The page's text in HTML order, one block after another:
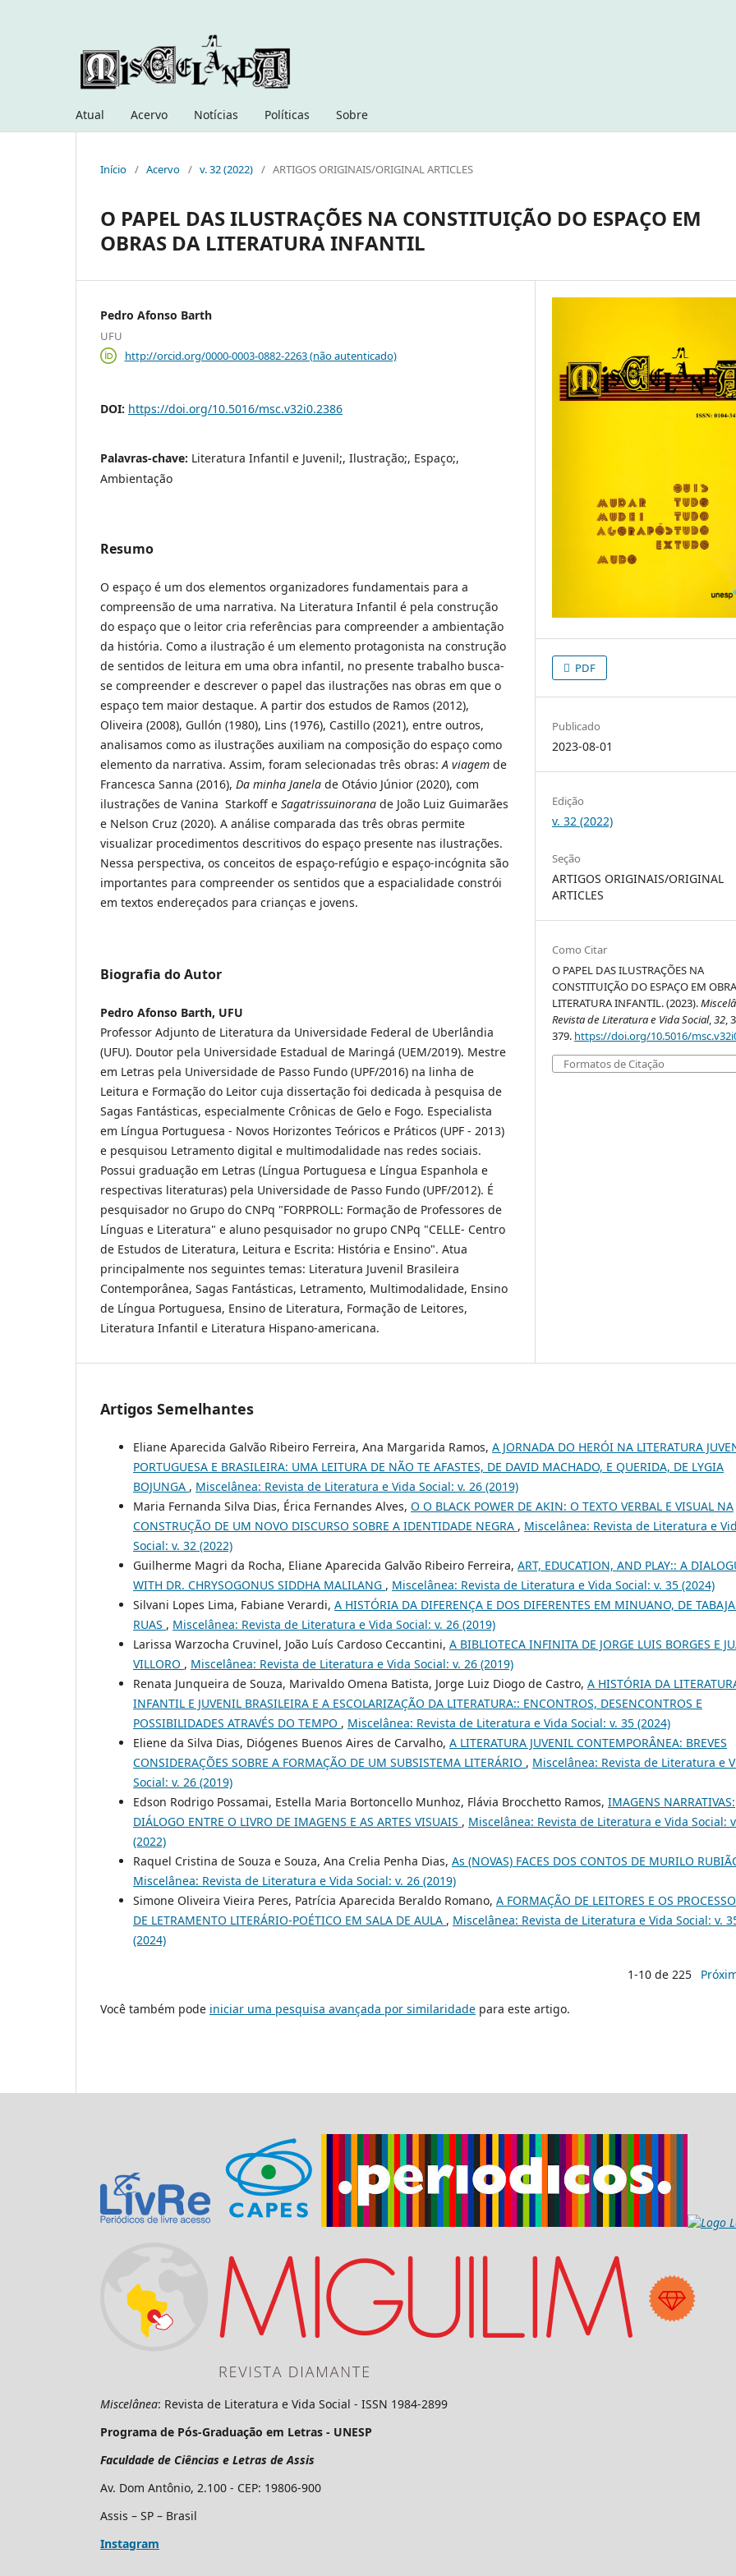
Atual Acervo Notícias Políticas Sobre
Início / Acervo / v. 32 (2022) / ARTIGOS ORIGINAIS/ORIGINAL ARTICLES
O PAPEL DAS ILUSTRAÇÕES NA CONSTITUIÇÃO DO ESPAÇO EM
OBRAS DA LITERATURA INFANTIL
Pedro Afonso Barth
UFU
http://orcid.org/0000-0003-0882-2263 (não autenticado)
DOI: https://doi.org/10.5016/msc.v32i0.2386
Palavras-chave: Literatura Infantil e Juvenil;, Ilustração;, Espaço;,
Ambientação
Resumo
O espaço é um dos elementos organizadores fundamentais para a
compreensão de uma narrativa. Na Literatura Infantil é pela construção
do espaço que o leitor cria referências para compreender a ambientação
da história. Como a ilustração é um elemento protagonista na construção
de sentidos de leitura em uma obra infantil, no presente trabalho busca-
se compreender e descrever o papel das ilustrações nas obras em que o
espaço tem maior destaque. A partir dos estudos de Ramos (2012),
Oliveira (2008), Gullón (1980), Lins (1976), Castillo (2021), entre outros,
analisamos como as ilustrações auxiliam na composição do espaço como
elemento da narrativa. Assim, foram selecionadas três obras:A viagem de
Francesca Sanna (2016), Da minha Janela de Otávio Júnior (2020), com
ilustrações de Vanina Starkoff e Sagatrissuinorana de João Luiz Guimarães
e Nelson Cruz (2020). A análise comparada das três obras permite
visualizar procedimentos descritivos do espaço presente nas ilustrações.
Nessa perspectiva, os conceitos de espaço-refúgio e espaço-incógnita são
importantes para compreender os sentidos que a espacialidade constrói
em textos endereçados para crianças e jovens.
Biografia do Autor
Pedro Afonso Barth, UFU
Professor Adjunto de Literatura da Universidade Federal de Uberlândia
(UFU). Doutor pela Universidade Estadual de Maringá (UEM/2019). Mestre
em Letras pela Universidade de Passo Fundo (UPF/2016) na linha de
Leitura e Formação do Leitor cuja dissertação foi dedicada à pesquisa de
Sagas Fantásticas, especialmente Crônicas de Gelo e Fogo. Especialista
em Língua Portuguesa - Novos Horizontes Teóricos e Práticos (UPF - 2013)
e pesquisou Letramento digital e multimodalidade nas redes sociais.
Possui graduação em Letras (Língua Portuguesa e Língua Espanhola e
respectivas literaturas) pela Universidade de Passo Fundo (UPF/2012). É
pesquisador no Grupo do CNPq "FORPROLL: Formação de Professores de
Línguas e Literatura" e aluno pesquisador no grupo CNPq "CELLE- Centro
de Estudos de Literatura, Leitura e Escrita: História e Ensino". Atua
principalmente nos seguintes temas: Literatura Juvenil Brasileira
Contemporânea, Sagas Fantásticas, Letramento, Multimodalidade, Ensino
de Língua Portuguesa, Ensino de Literatura, Formação de Leitores,
Literatura Infantil e Literatura Hispano-americana.
PDF
Publicado
2023-08-01
Edição
v. 32 (2022)
Seção
ARTIGOS ORIGINAIS/ORIGINAL
ARTICLES
Como Citar
O PAPEL DAS ILUSTRAÇÕES NA
CONSTITUIÇÃO DO ESPAÇO EM
LITERATURA INFANTIL. (2023).
Revista de Literatura e Vida Social,32,
379. https://doi.org/10.5016/
Formatos de Citação
Artigos Semelhantes
Eliane Aparecida Galvão Ribeiro Ferreira, Ana Margarida Ramos, A JORNADA DO HERÓI NA LITERATURA
PORTUGUESA E BRASILEIRA: UMA LEITURA DE NÃO TE AFASTES, DE DAVID MACHADO, E QUERIDA, DE LYGIA
BOJUNGA , Miscelânea: Revista de Literatura e Vida Social: v. 26 (2019)
Maria Fernanda Silva Dias, Érica Fernandes Alves, O O BLACK POWER DE AKIN: O TEXTO VERBAL E VISUAL NA
CONSTRUÇÃO DE UM NOVO DISCURSO SOBRE A IDENTIDADE NEGRA , Miscelânea: Revista de Literatura e
Social: v. 32 (2022)
Guilherme Magri da Rocha, Eliane Aparecida Galvão Ribeiro Ferreira, ART, EDUCATION, AND PLAY:: A
WITH DR. CHRYSOGONUS SIDDHA MALILANG , Miscelânea: Revista de Literatura e Vida Social: v. 35 (2024)
Silvani Lopes Lima, Fabiane Verardi, A HISTÓRIA DA DIFERENÇA E DOS DIFERENTES EM MINUANO, DE
RUAS , Miscelânea: Revista de Literatura e Vida Social: v. 26 (2019)
Larissa Warzocha Cruvinel, João Luís Cardoso Ceccantini, A BIBLIOTECA INFINITA DE JORGE LUIS BORGES E
VILLORO , Miscelânea: Revista de Literatura e Vida Social: v. 26 (2019)
Renata Junqueira de Souza, Marivaldo Omena Batista, Jorge Luiz Diogo de Castro, A HISTÓRIA DA
INFANTIL E JUVENIL BRASILEIRA E A ESCOLARIZAÇÃO DA LITERATURA:: ENCONTROS, DESENCONTROS E
POSSIBILIDADES ATRAVÉS DO TEMPO , Miscelânea: Revista de Literatura e Vida Social: v. 35 (2024)
Eliene da Silva Dias, Diógenes Buenos Aires de Carvalho, A LITERATURA JUVENIL CONTEMPORÂNEA: BREVES
CONSIDERAÇÕES SOBRE A FORMAÇÃO DE UM SUBSISTEMA LITERÁRIO , Miscelânea: Revista de Literatura e
Social: v. 26 (2019)
Edson Rodrigo Possamai, Estella Maria Bortoncello Munhoz, Flávia Brocchetto Ramos, IMAGENS NARRATIVAS:
DIÁLOGO ENTRE O LIVRO DE IMAGENS E AS ARTES VISUAIS , Miscelânea: Revista de Literatura e Vida Social:
(2022)
Raquel Cristina de Souza e Souza, Ana Crelia Penha Dias, As (NOVAS) FACES DOS CONTOS DE MURILO
Miscelânea: Revista de Literatura e Vida Social: v. 26 (2019)
Simone Oliveira Vieira Peres, Patrícia Aparecida Beraldo Romano, A FORMAÇÃO DE LEITORES E OS
DE LETRAMENTO LITERÁRIO-POÉTICO EM SALA DE AULA , Miscelânea: Revista de Literatura e Vida Social: v.
(2024)
1-10 de 225
Você também pode iniciar uma pesquisa avançada por similaridade para este artigo.
Miscelânea: Revista de Literatura e Vida Social - ISSN 1984-2899
Programa de Pós-Graduação em Letras - UNESP
Faculdade de Ciências e Letras de Assis
Av. Dom Antônio, 2.100 - CEP: 19806-900
Assis – SP – Brasil
Instagram